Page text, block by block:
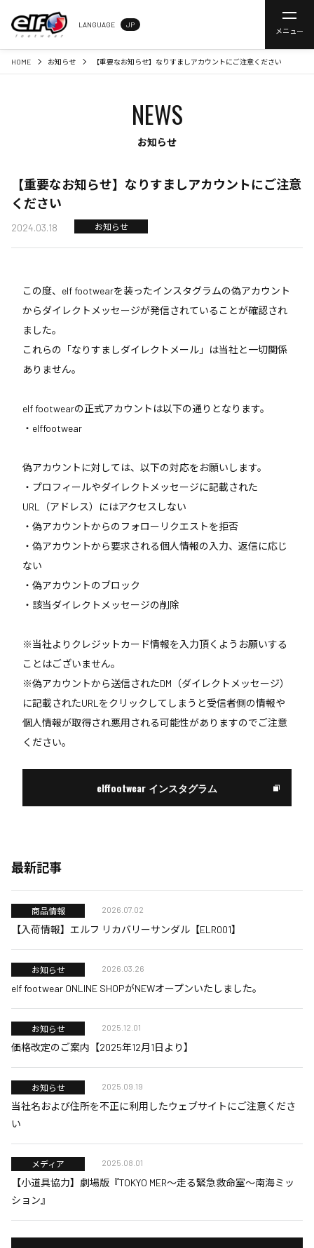
LANGUAGE JP
メニュー
HOME お知らせ 【重要なお知らせ】なりすましアカウントにご注意ください
NEWS
お知らせ
【重要なお知らせ】なりすましアカウントにご注意
ください
2024.03.18 お知らせ
この度、elf footwearを装ったインスタグラムの偽アカウント
からダイレクトメッセージが発信されていることが確認され
ました。
これらの「なりすましダイレクトメール」は当社と一切関係
ありません。
elf footwearの正式アカウントは以下の通りとなります。
・elffootwear
偽アカウントに対しては、以下の対応をお願いします。
・プロフィールやダイレクトメッセージに記載された
URL（アドレス）にはアクセスしない
・偽アカウントからのフォローリクエストを拒否
・偽アカウントから要求される個人情報の入力、返信に応じ
ない
・偽アカウントのブロック
・該当ダイレクトメッセージの削除
※当社よりクレジットカード情報を入力頂くようお願いする
ことはございません。
※偽アカウントから送信されたDM（ダイレクトメッセージ）
に記載されたURLをクリックしてしまうと受信者側の情報や
個人情報が取得され悪用される可能性がありますのでご注意
ください。
elffootwear インスタグラム
最新記事
商品情報 2026.07.02
【入荷情報】エルフ リカバリーサンダル【ELR001】
お知らせ 2026.03.26
elf footwear ONLINE SHOPがNEWオープンいたしました。
お知らせ 2025.12.01
価格改定のご案内【2025年12月1日より】
お知らせ 2025.09.19
当社名および住所を不正に利用したウェブサイトにご注意くださ
い
メディア 2025.08.01
【小道具協力】劇場版『TOKYO MER～走る緊急救命室～南海ミッ
ション』